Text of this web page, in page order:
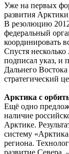
Уже на первых
развития
В резолюцию
федеральный
координировать
Спустя
подписал указ, и
Дальнего
стратегический
Арктика с
Ещё одно
наличие
Арктике.
систему
региона.
развитие Севера,